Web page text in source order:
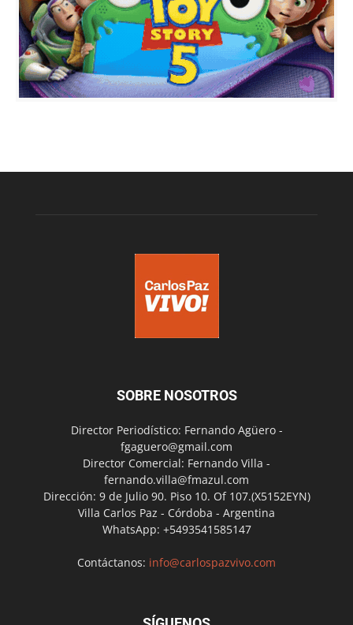
SOBRE NOSOTROS
Director Periodístico: Fernando Agüero -
fgaguero@gmail.com
Director Comercial: Fernando Villa -
fernando.villa@fmazul.com
Dirección: 9 de Julio 90. Piso 10. Of 107.(X5152EYN)
Villa Carlos Paz - Córdoba - Argentina
WhatsApp: +5493541585147
Contáctanos: info@carlospazvivo.com